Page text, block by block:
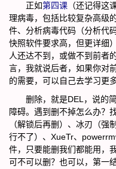
正如第四课 （还记得这
理病毒，包括比较复杂高级
件、分析病毒代码（分析代
快照软件要求高，但更详细
人还达不到，或做不到前者
言，我就说后者，如果你对
的需要，可以自己去学习更
删除，就是DEL，说的简
障碍。遇到删不掉怎么办？
（解锁后再删）、冰刃（
行不了）、XueTr、
件，只要能删我们都能用，
可不可以删？也可以，第一